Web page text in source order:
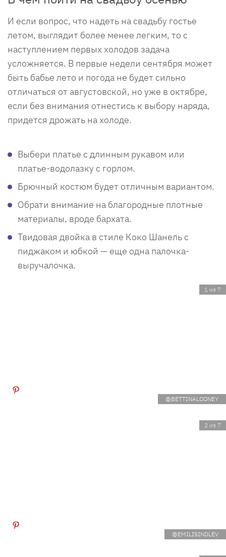
И если вопрос, что надеть на свадьбу гостье
летом, выглядит более менее легким, то с
наступлением первых холодов задача
усложняется. В первые недели сентября может
быть бабье лето и погода не будет сильно
отличаться от августовской, но уже в октябре,
если без внимания отнестись к выбору наряда,
придется дрожать на холоде.
Выбери платье с длинным рукавом или
платье-водолазку с горлом.
Брючный костюм будет отличным вариантом.
Обрати внимание на благородные плотные
материалы, вроде бархата.
Твидовая двойка в стиле Коко Шанель с
пиджаком и юбкой — еще одна палочка-
выручалочка.
1 из 7
@BETTINALOONEY
2 из 7
@EMILISINDLEV